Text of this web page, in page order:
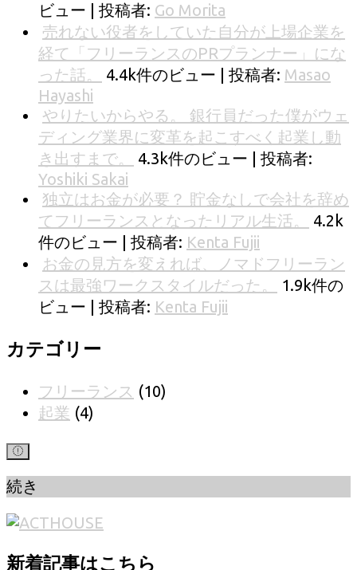
ビュー
投稿者: Go Morita
売れない役者をしていた自分が上場企業を
経て「フリーランスのPRプランナー」にな
った話。
4.4k件のビュー 投稿者: Masao
Hayashi
やりたいからやる。 銀行員だった僕がウェ
ディング業界に変革を起こすべく起業し動
き出すまで。
4.3k件のビュー
投稿者:
Yoshiki Sakai
独立はお金が必要？ 貯金なしで会社を辞め
てフリーランスとなったリアル生活。
4.2k
件のビュー
投稿者: Kenta Fujii
お金の見方を変えれば、ノマドフリーラン
スは最強ワークスタイルだった。
1.9k件の
ビュー
投稿者: Kenta Fujii
カテゴリー
フリーランス (10)
起業 (4)
続き
新着記事はこちら